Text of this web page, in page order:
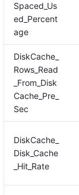
Spaced_Us
ed_Percent
age
DiskCache_
Rows_Read
_From_Disk
Cache_Pre_
Sec
DiskCache_
Disk_Cache
_Hit_Rate